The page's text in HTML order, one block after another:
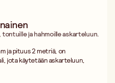
ja hahmoille askarteluun.
ja pituus 2 metriä, on
jota käytetään askarteluun,
Putkimainen rakenne on